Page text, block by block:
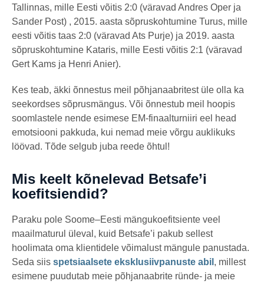
Tallinnas, mille Eesti võitis 2:0 (väravad Andres Oper ja
Sander Post) , 2015. aasta sõpruskohtumine Turus, mille
eesti võitis taas 2:0 (väravad Ats Purje) ja 2019. aasta
sõpruskohtumine Kataris, mille Eesti võitis 2:1 (väravad
Gert Kams ja Henri Anier).
Kes teab, äkki õnnestus meil põhjanaabritest üle olla ka
seekordses sõprusmängus. Või õnnestub meil hoopis
soomlastele nende esimese EM-finaalturniiri eel head
emotsiooni pakkuda, kui nemad meie võrgu auklikuks
löövad. Tõde selgub juba reede õhtul!
Mis keelt kõnelevad Betsafe’i
koefitsiendid?
Paraku pole Soome–Eesti mängukoefitsiente veel
maailmaturul üleval, kuid Betsafe’i pakub sellest
hoolimata oma klientidele võimalust mängule panustada.
Seda siis spetsiaalsete eksklusiivpanuste abil , millest
esimene puudutab meie põhjanaabrite ründe- ja meie